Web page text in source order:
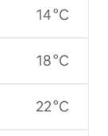
14 °C
18 °C
22 °C